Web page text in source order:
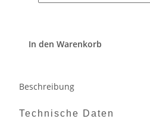
In den Warenkorb
Beschreibung
Technische Daten